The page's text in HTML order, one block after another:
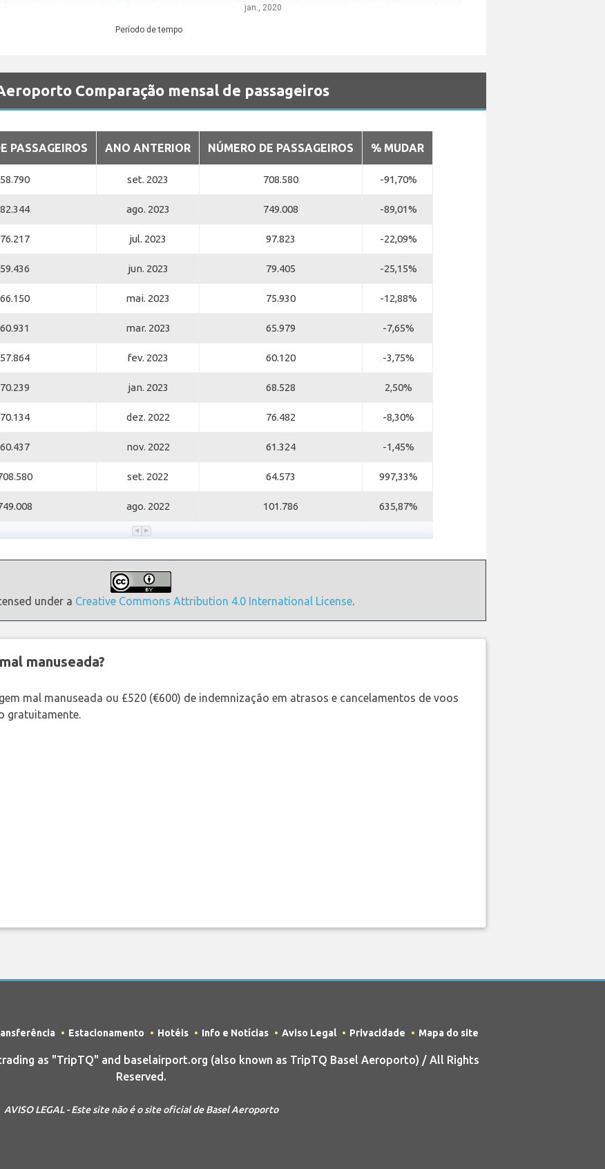
jan., 2020
Período de tempo
Comparação mensal de passageiros
PASSAGEIROS ANO ANTERIOR NÚMERO DE PASSAGEIROS % MUDAR
58.790 set. 2023 708.580 -91,70%
82.344 ago. 2023 749.008 -89,01%
76.217 jul. 2023 97.823 -22,09%
59.436 jun. 2023 79.405 -25,15%
66.150 mai. 2023 75.930 -12,88%
60.931 mar. 2023 65.979 -7,65%
57.864 fev. 2023 60.120 -3,75%
70.239 jan. 2023 68.528 2,50%
70.134 dez. 2022 76.482 -8,30%
60.437 nov. 2022 61.324 -1,45%
set. 2022 64.573 997,33%
ago. 2022 101.786 635,87%
under a Creative Commons Attribution 4.0 International License.
manuseada?
mal manuseada ou £520 (€600) de indemnização em atrasos e cancelamentos de voos
gratuitamente.
Estacionamento Hotéis Info e Notícias Aviso Legal Privacidade Mapa do site
as "TripTQ" and baselairport.org (also known as TripTQ Basel Aeroporto) / All Rights
Reserved.
AVISO LEGAL - Este site não é o site oficial de Basel Aeroporto